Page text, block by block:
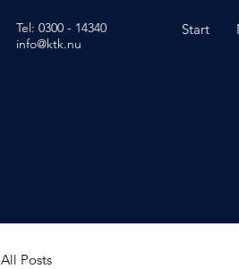
Tel: 0300 - 14340
info@ktk.nu
Start
All Posts